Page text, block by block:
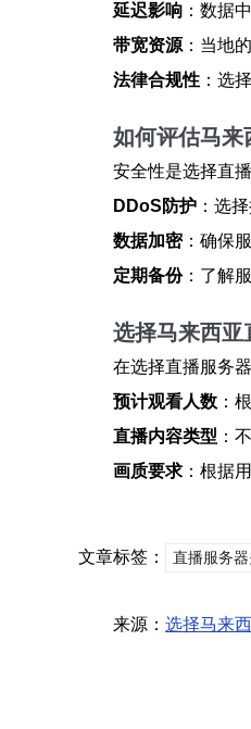
延迟影响 ：数据
带宽资源 ：当地
法律合规性 ：选
如何评估马来
安全性是选择直
DDoS防护 ：选
数据加密：确保
定期备份：了解
选择马来西亚
在选择直播服务
预计观看人数 ：
直播内容类型 ：
画质要求 ：根据
文章标签： 直播服务
来源： 选择马来